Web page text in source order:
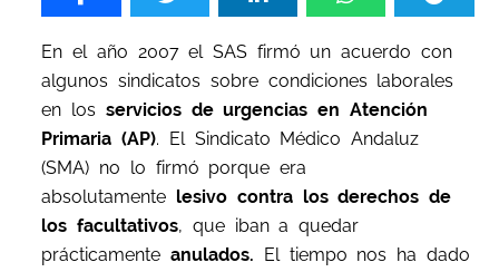
En el año 2007 el SAS firmó un acuerdo con
algunos sindicatos sobre condiciones laborales
en los servicios de urgencias en Atención
Primaria (AP). El Sindicato Médico Andaluz
(SMA) no lo firmó porque era
absolutamente lesivo contra los derechos de
los facultativos, que iban a quedar
prácticamenteanulados. El tiempo nos ha dado